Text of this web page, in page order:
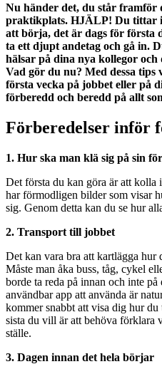
Nu händer det, du står
praktikplats. HJÄLP! Du tittar
att börja, det är dags för första
ta ett djupt andetag och gå in.
hälsar på dina nya kollegor
Vad gör du nu? Med dessa
första vecka på jobbet eller på
förberedd och beredd på allt
Förberedelser inför
1. Hur ska man klä sig på sin
Det första du kan göra är att kolla
har förmodligen bilder som visar
sig. Genom detta kan du se hur
2. Transport till jobbet
Det kan vara bra att kartlägga
Måste man åka buss, tåg, cykel
borde ta reda på innan och inte på
användbar app att använda är
kommer snabbt att visa dig hur
sista du vill är att behöva förklara
ställe.
3. Dagen innan det hela börjar